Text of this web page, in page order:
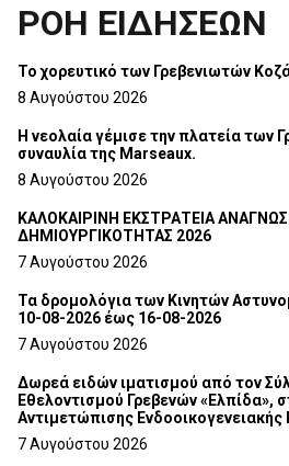
ΡΟΗ ΕΙΔΗΣΕΩΝ
Το χορευτικό των Γρεβενιωτών
8 Αυγούστου 2026
Η νεολαία γέμισε την πλατεία των
συναυλία της Marseaux.
8 Αυγούστου 2026
ΚΑΛΟΚΑΙΡΙΝΗ ΕΚΣΤΡΑΤΕΙΑ
ΔΗΜΙΟΥΡΓΙΚΟΤΗΤΑΣ 2026
7 Αυγούστου 2026
Τα δρομολόγια των Κινητών
10-08-2026 έως 16-08-2026
7 Αυγούστου 2026
Δωρεά ειδών ιματισμού από τον
Εθελοντισμού Γρεβενών «Ελπίδα»,
Αντιμετώπισης Ενδοοικογενειακής
Τμήματος Γρεβενών
7 Αυγούστου 2026